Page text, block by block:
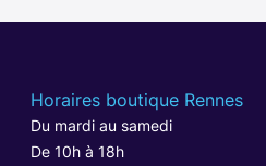
Horaires boutique Rennes
Du mardi au samedi
De 10h à 18h